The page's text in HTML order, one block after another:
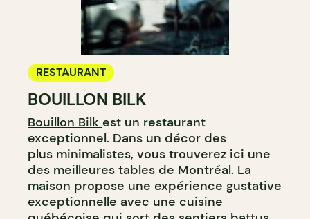
RESTAURANT
BOUILLON BILK
Bouillon Bilk est un restaurant
exceptionnel. Dans un décor des
plus minimalistes, vous trouverez ici une
des meilleures tables de Montréal. La
maison propose une expérience gustative
exceptionnelle avec une cuisine